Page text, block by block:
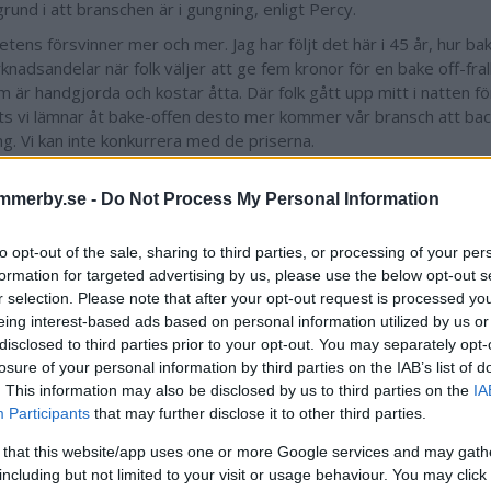
- Do Not Process My Personal Information
opt-out of the sale, sharing to third parties, or processing of your
for targeted advertising by us, please use the below opt-out
selection. Please note that after your opt-out request is processed
interest-based ads based on personal information utilized by us
to third parties prior to your opt-out. You may separately
of your personal information by third parties on the IAB’s list of
This information may also be disclosed by us to third parties on the
Participants that may further disclose it to other third parties.
that this website/app uses one or more Google services and may
but not limited to your visit or usage behaviour. You may
i att branschen är i gungning, enligt Percy.
försvinner mer och mer. Jag har följt det här i 45 år, hur
när folk väljer att ge fem kronor för en bake off-
är handgjorda och kostar åtta. Där folk gått upp mitt i natten
vi lämnar åt bake-offen desto mer kommer vår bransch att
Vi kan inte konkurrera med de priserna.
tänder en särskild glöd inom Percy Hesselgård. Han sticker
65 år i december. Bagaryrket är tufft. Jag orkar inte med det
stå och slita på ett bagerigolv åtta-tio timmar per dag,
överslag i huvudet.
sex veckor i somras gjorde vi tre ton kaffebrödsdeg, utöver alla
förstår alla hur mycket vi sliter med degar som ska bäras och
till beslutet är orken, att kroppen inte orkar längre.
du på att Percy slutar efter så många år?